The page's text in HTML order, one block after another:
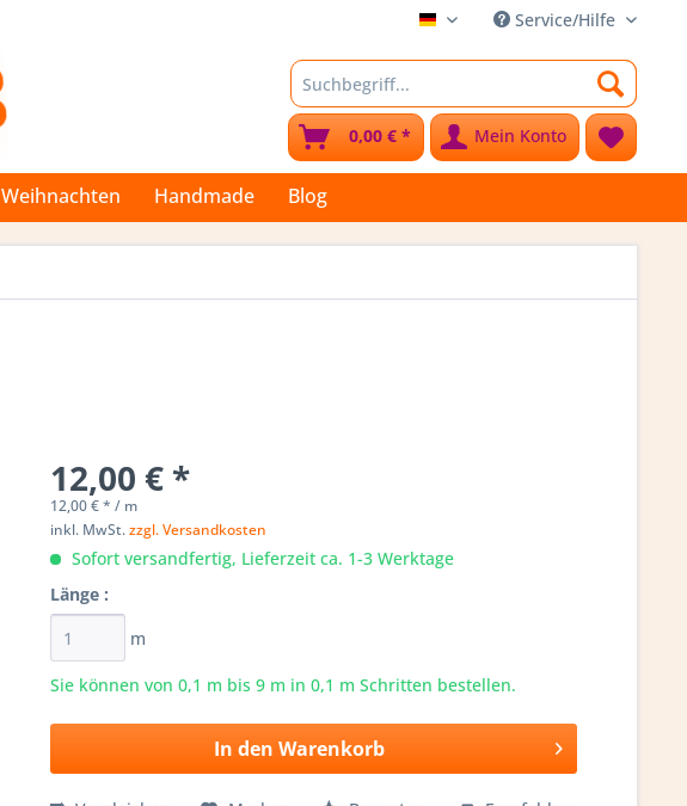
Stoffkleks Service/Hilfe
Mein Konto
0,00 € *
Weihnachten Handmade Blog
12,00 € *
12,00 € * / m
inkl. MwSt.zzgl. Versandkosten
Sofort versandfertig, Lieferzeit ca. 1-3 Werktage
Länge :
m
Sie können von 0,1 m bis9 m in 0,1 m Schritten bestellen.
In den Warenkorb